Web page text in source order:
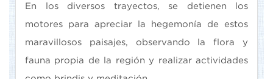
En los diversos trayectos, se detienen los
motores para apreciar la hegemonía de estos
maravillosos paisajes, observando la flora y
fauna propia de la región y realizar actividades